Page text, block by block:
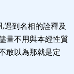
遇到名相的詮釋及
量不用與本經性質
敢以為那就是定